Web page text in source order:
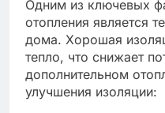
Одним из ключевых
отопления является
дома. Хорошая
тепло, что снижает
дополнительном
улучшения изоляции: